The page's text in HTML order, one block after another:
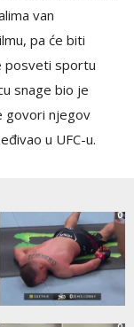
van
pa će biti
posveti sportu
snage bio je
govori njegov
u UFC-u.
0